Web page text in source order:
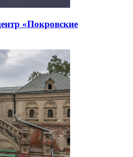
«Покровские